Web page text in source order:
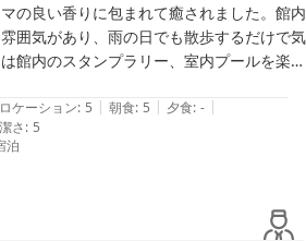
とのこと、そしてお孫様にもゆったりと
に、スタッフ一同心より安堵しておりま
いただけたこと、さらに三世代でのご旅
だけたとのお言葉は、私どもにとって大
ら大人の方まで、皆様に快適で心に残る
う努めてまいります。
泊と温かいお言葉に心より感謝申し上げ
の良い香りに包まれて癒されました。館内
囲気があり、雨の日でも散歩するだけで気
館内のスタンプラリー、室内プールを楽し
実して過ごせました。
く、オンザビーチの立地も魅力的です。子
る一方で、大人もゆったり楽しめるバラン
も広すぎず、移動だけで疲れてしまうこと
特にちょうど良い規模感だと思います。料
りコストパフォーマンスの高いホテルだと
ロケーション: 5 | 朝食: 5 | 夕食: - |
さ: 5
泊